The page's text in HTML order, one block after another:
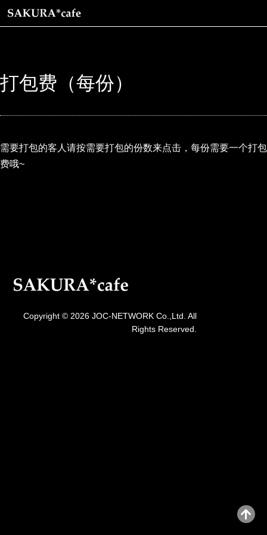
打包费（每份）
需要打包的客人请按需要打包的份数来点击，每份需要一个打包
费哦~
Copyright © 2026 JOC-NETWORK Co.,Ltd. All
Rights Reserved.